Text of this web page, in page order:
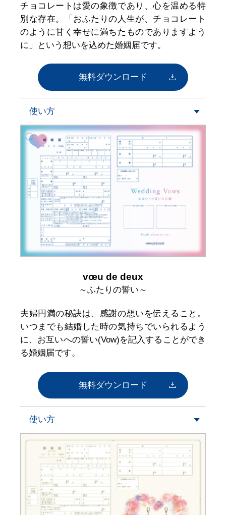
チョコレートは愛の象徴であり、心を温める特
別な存在。「おふたりの人生が、チョコレート
のように甘く幸せに満ちたものでありますよう
に」という想いを込めた婚姻届です。
無料ダウンロード
使い方
vœu de deux
～ふたりの誓い～
夫婦円満の秘訣は、感謝の想いを伝えること。
いつまでも結婚した時の気持ちでいられるよう
に、お互いへの誓い(Vow)を記入することができ
る婚姻届です。
無料ダウンロード
使い方